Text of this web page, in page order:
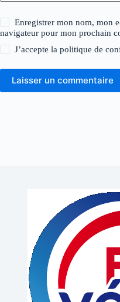
Enregistrer mon nom, mon
navigateur pour mon prochain
J’accepte lapolitique de
Laisser un commentaire